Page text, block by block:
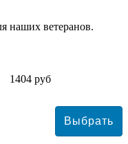
наших ветеранов.
1404 руб